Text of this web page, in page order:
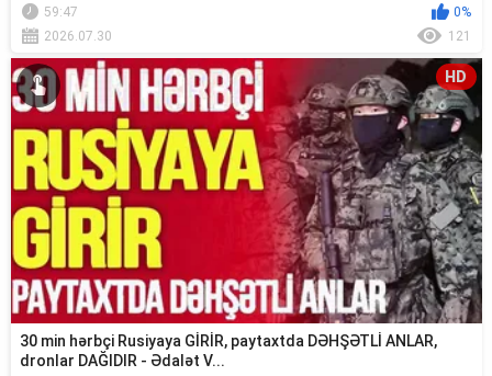
59:47
0%
2026.07.30
121
HD
30 min hərbçi Rusiyaya GİRİR, paytaxtda DƏHŞƏTLİ ANLAR,
dronlar DAĞIDIR - Ədalət V...